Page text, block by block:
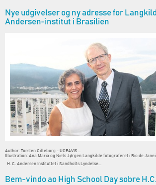
Nye udgivelser og ny adresse for
Andersen-institut i Brasilien
Author: Torsten Cilleborg - UGEAVIS...
Illustration: Ana Maria og Niels Jørgen Langkilde fotograferet i Rio de
H. C. Andersen Instituttet i Sandholts Lyndelse...
Bem-vindo ao High School Day sobre